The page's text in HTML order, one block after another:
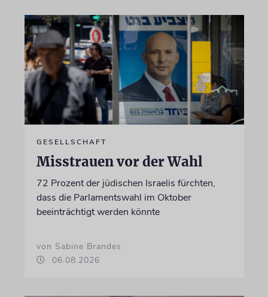
GESELLSCHAFT
Misstrauen vor der Wahl
72 Prozent der jüdischen Israelis fürchten,
dass die Parlamentswahl im Oktober
beeinträchtigt werden könnte
von Sabine Brandes
06.08.2026